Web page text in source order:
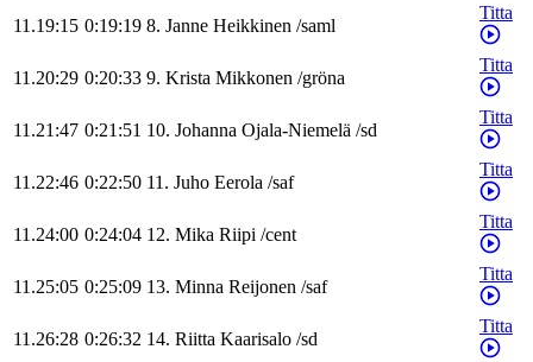
11.19:15 0:19:19 8. Janne Heikkinen /saml
Titta
11.20:29 0:20:33 9. Krista Mikkonen /gröna
Titta
11.21:47 0:21:51 10. Johanna Ojala-Niemelä /sd
Titta
11.22:46 0:22:50 11. Juho Eerola /saf
Titta
11.24:00 0:24:04 12. Mika Riipi /cent
Titta
11.25:05 0:25:09 13. Minna Reijonen /saf
Titta
11.26:28 0:26:32 14. Riitta Kaarisalo /sd
Titta